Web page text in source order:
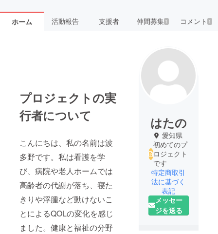
ホーム 活動報告 支援者 仲間募集 1 コメント 1
プロジェクトの実
行者について
こんにちは、私の名前は波
多野です。私は看護を学
び、病院や老人ホームでは
高齢者の代謝が落ち、寝た
きりや浮腫など動けないこ
とによるQOLの変化を感じ
ました。健康と福祉の分野
はたの
愛知県
初めてのプ
ロジェクト
です
特定商取引
法に基づく
表記
メッセー
ジを送る